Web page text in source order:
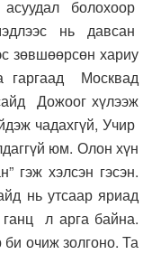
асуудал болохоор
нь давсан
зөвшөөрсөн хариу
гаргаад Москвад
Дожоог хүлээж
чадахгүй, Учир
юм. Олон хүн
гэж хэлсэн гэсэн.
нь утсаар яриад
л арга байна.
би очиж золгоно. Та